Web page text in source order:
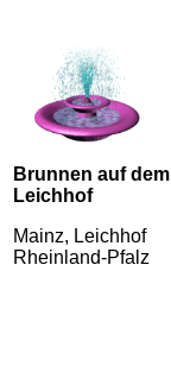
Brunnen auf dem
Leichhof
Mainz, Leichhof
Rheinland-Pfalz